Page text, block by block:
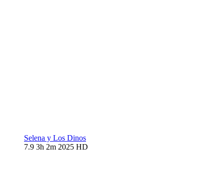
Selena y Los Dinos
7.9 3h 2m 2025 HD